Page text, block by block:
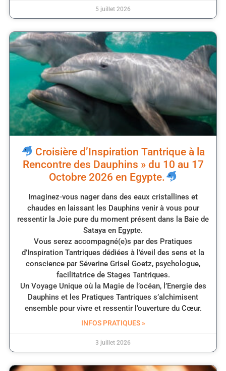
5 juillet 2026
Croisière d’Inspiration Tantrique à la
Rencontre des Dauphins » du 10 au 17
Octobre 2026 en Egypte.
Imaginez-vous nager dans des eaux cristallines et
chaudes en laissant les Dauphins venir à vous pour
ressentir la Joie pure du moment présent dans la Baie de
Sataya en Egypte.
Vous serez accompagné(e)s par des Pratiques
d’Inspiration Tantriques dédiées à l’éveil des sens et la
conscience par Séverine Grisel Goetz, psychologue,
facilitatrice de Stages Tantriques.
Un Voyage Unique où la Magie de l’océan, l’Energie des
Dauphins et les Pratiques Tantriques s’alchimisent
ensemble pour vivre et ressentir l’ouverture du Cœur.
INFOS PRATIQUES »
3 juillet 2026